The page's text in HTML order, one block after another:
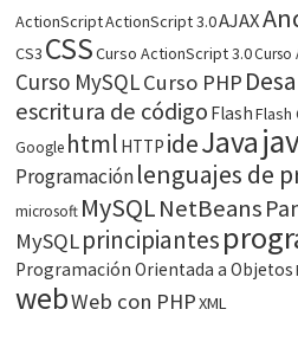
ActionScriptActionScript 3.0AJAX
CS3 CSSCurso ActionScript 3.0Curso
Curso MySQLCurso PHP
escritura de código FlashFlash
Google html HTTP ideJava
Programaciónlenguajes de
microsoft MySQLNetBeans
MySQLprincipiantes
Programación Orientada a Objetos
webWeb con PHPXML